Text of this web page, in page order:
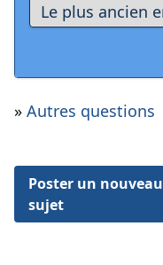
» Autres questions
Poster un nouveau
sujet